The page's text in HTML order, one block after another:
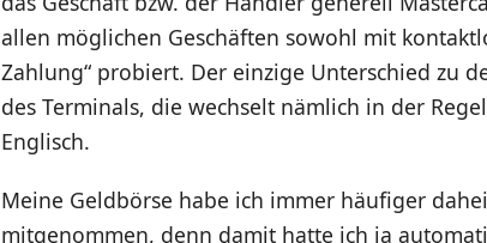
allen möglichen Geschäften sowohl mit
Zahlung“ probiert. Der einzige Unterschied zu
des Terminals, die wechselt nämlich in der
Englisch.
Meine Geldbörse habe ich immer häufiger
mitgenommen, denn damit hatte ich ja